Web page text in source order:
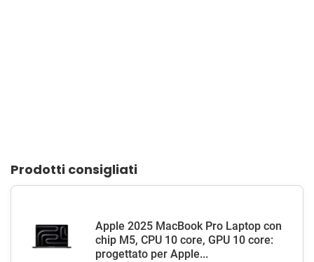
Prodotti consigliati
Apple 2025 MacBook Pro Laptop con
chip M5, CPU 10 core, GPU 10 core:
progettato per Apple...